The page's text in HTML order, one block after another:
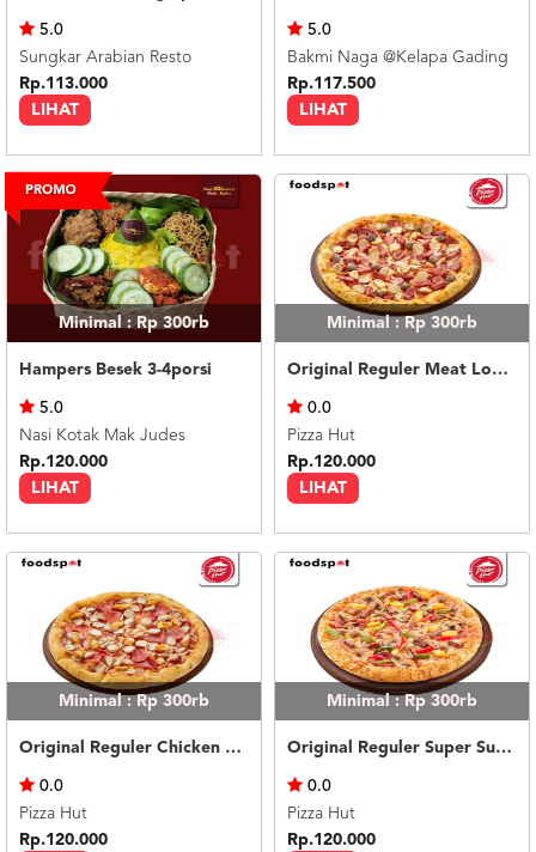
BLOG
TERMS
CALL
CENTER
021
5091
3494
LOGIN
DAFTAR
LIHAT
5.0
Sungkar Arabian Resto
Rp.113.000
LIHAT
5.0
Bakmi Naga @Kelapa Gading
Rp.117.500
Minimal : Rp 300rb
Hampers Besek 3-4porsi
LIHAT
5.0
Nasi Kotak Mak Judes
Rp.120.000
Minimal : Rp 300rb
Original Reguler Meat Lovers
LIHAT
0.0
Pizza Hut
Rp.120.000
Minimal : Rp 300rb
Original Reguler Chicken Lovers
0.0
Pizza Hut
Rp.120.000
Minimal : Rp 300rb
Original Reguler Super Supreme Beef
0.0
Pizza Hut
Rp.120.000